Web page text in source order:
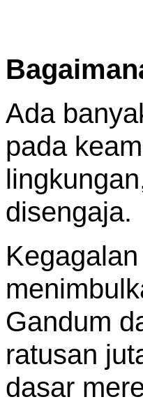
Ada
pada
disengaja.
Gandum
ratusan
dasar